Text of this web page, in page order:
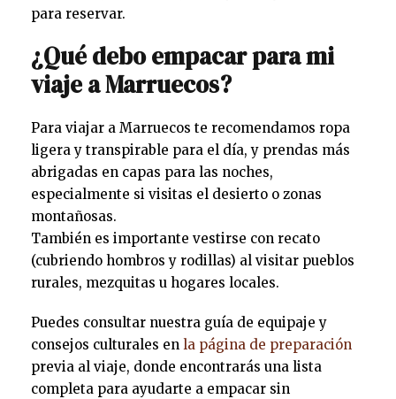
para reservar.
¿Qué debo empacar para mi
viaje a Marruecos?
Para viajar a Marruecos te recomendamos ropa
ligera y transpirable para el día, y prendas más
abrigadas en capas para las noches,
especialmente si visitas el desierto o zonas
montañosas.
También es importante vestirse con recato
(cubriendo hombros y rodillas) al visitar pueblos
rurales, mezquitas u hogares locales.
Puedes consultar nuestra guía de equipaje y
consejos culturales en la página de preparación
previa al viaje, donde encontrarás una lista
completa para ayudarte a empacar sin